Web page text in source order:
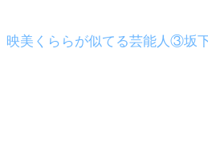
映美くららが似てる芸能人③坂